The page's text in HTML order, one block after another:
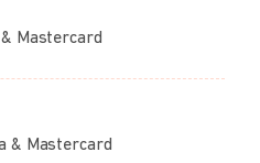
Mastercard
& Mastercard